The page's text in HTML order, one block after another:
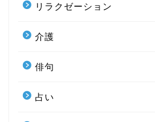
リラクゼーション
介護
俳句
占い